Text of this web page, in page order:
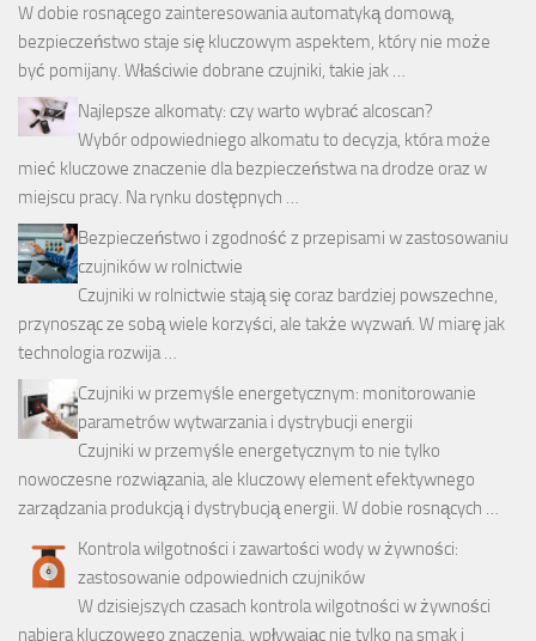
W dobie rosnącego zainteresowania automatyką domową,
bezpieczeństwo staje się kluczowym aspektem, który nie może
być pomijany. Właściwie dobrane czujniki, takie jak …
Najlepsze alkomaty: czy warto wybrać alcoscan?
Wybór odpowiedniego alkomatu to decyzja, która może
mieć kluczowe znaczenie dla bezpieczeństwa na drodze oraz w
miejscu pracy. Na rynku dostępnych …
Bezpieczeństwo i zgodność z przepisami w zastosowaniu
czujników w rolnictwie
Czujniki w rolnictwie stają się coraz bardziej powszechne,
przynosząc ze sobą wiele korzyści, ale także wyzwań. W miarę jak
technologia rozwija …
Czujniki w przemyśle energetycznym: monitorowanie
parametrów wytwarzania i dystrybucji energii
Czujniki w przemyśle energetycznym to nie tylko
nowoczesne rozwiązania, ale kluczowy element efektywnego
zarządzania produkcją i dystrybucją energii. W dobie rosnących …
Kontrola wilgotności i zawartości wody w żywności:
zastosowanie odpowiednich czujników
W dzisiejszych czasach kontrola wilgotności w żywności
nabiera kluczowego znaczenia, wpływając nie tylko na smak i